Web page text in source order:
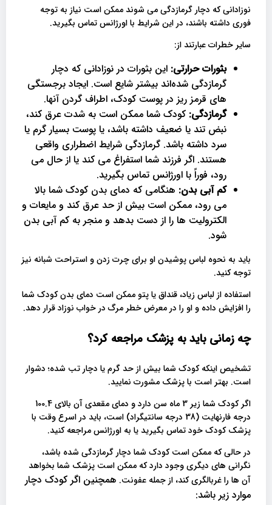
نوزادانی که دچار گرمازدگی می شوند ممکن است نیاز به توجه
فوری داشته باشند، در این شرایط با اورژانس تماس بگیرید.
سایر خطرات عبارتند از:
بثورات حرارتی: این بثورات در نوزادانی که دچار
گرمازدگی شده‌اند بیشتر شایع است. ایجاد برجستگی
های قرمز ریز در پوست کودک، اطراف گردن آنها.
گرمازدگی: کودک شما ممکن است به شدت عرق کند،
نبض تند یا ضعیف داشته باشد، یا پوست بسیار گرم یا
سرد داشته باشد. گرمازدگی شرایط اضطراری واقعی
هستند. اگر فرزند شما استفراغ می کند یا از حال می
رود، فوراً با اورژانس تماس بگیرید.
کم آبی بدن: هنگامی که دمای بدن کودک شما بالا
می رود، ممکن است بیش از حد عرق کند و مایعات و
الکترولیت ها را از دست بدهد و منجر به کم آبی بدن
شود.
باید به نحوه لباس پوشیدن او برای چرت زدن و استراحت شبانه نیز
توجه کنید.
استفاده از لباس زیاد، قنداق یا پتو ممکن است دمای بدن کودک شما
را افزایش داده و او را در معرض خطر مرگ در خواب نوزاد قرار دهد.
چه زمانی باید به پزشک مراجعه کرد؟
تشخیص اینکه کودک شما بیش از حد گرم یا دچار تب شده؛ دشوار
است. بهتر است با پزشک مشورت نمایید.
اگر کودک شما زیر 3 ماه سن دارد و دمای مقعدی آن بالای 100.4
درجه فارنهایت (38 درجه سانتیگراد) است، باید در اسرع وقت با
پزشک کودک خود تماس بگیرید یا به اورژانس مراجعه کنید.
در حالی که ممکن است کودک شما دچار گرمازدگی شده باشد،
نگرانی های دیگری وجود دارد که ممکن است پزشک شما بخواهد
آن ها را غربالگری کند، از جمله عفونت. همچنین اگر کودک دچار
موارد زیر باشد: